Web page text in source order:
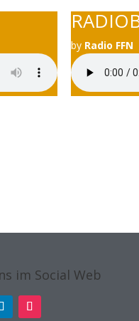
by Radio FFN
im Social Web